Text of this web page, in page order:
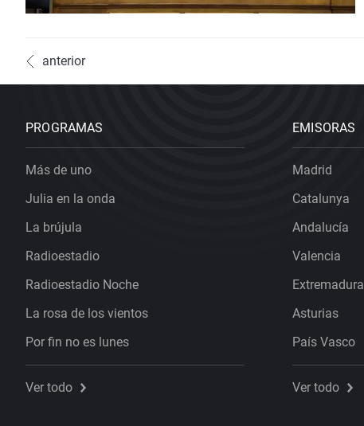
anterior
PROGRAMAS
Más de uno
Julia en la onda
La brújula
Radioestadio
Radioestadio Noche
La rosa de los vientos
Por fin no es lunes
Ver todo
EMISORAS
Madrid
Catalunya
Andalucía
Valencia
Extremadura
Asturias
País Vasco
Ver todo